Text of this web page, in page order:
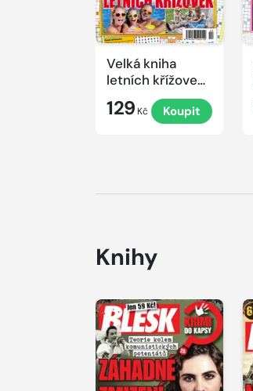
Velká kniha
letních křížovek
129 Kč Koupit
Knihy